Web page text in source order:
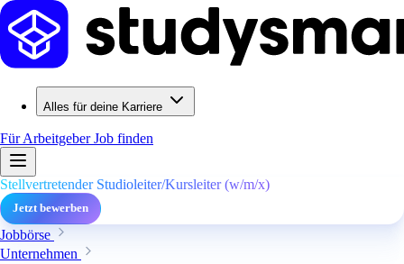
Alles für deine Karriere
Für ArbeitgeberJob finden
Stellvertretender Studioleiter/Kursleiter (w/m/x)
Jetzt bewerben
Jobbörse
Unternehmen